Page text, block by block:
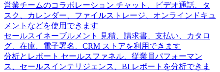
営業チームのコラボレーション チャット、ビデオ通話、タ
スク、カレンダー、ファイルストレージ、オンラインドキュ
メントなどを使用できます
セールスイネーブルメント
見積、請求書、支払い、カタロ
グ、在庫、電子署名、CRM ストアを利用できます
分析とレポート セールスファネル、従業員パフォーマン
ス、セールスインテリジェンス、BI レポートを分析できま